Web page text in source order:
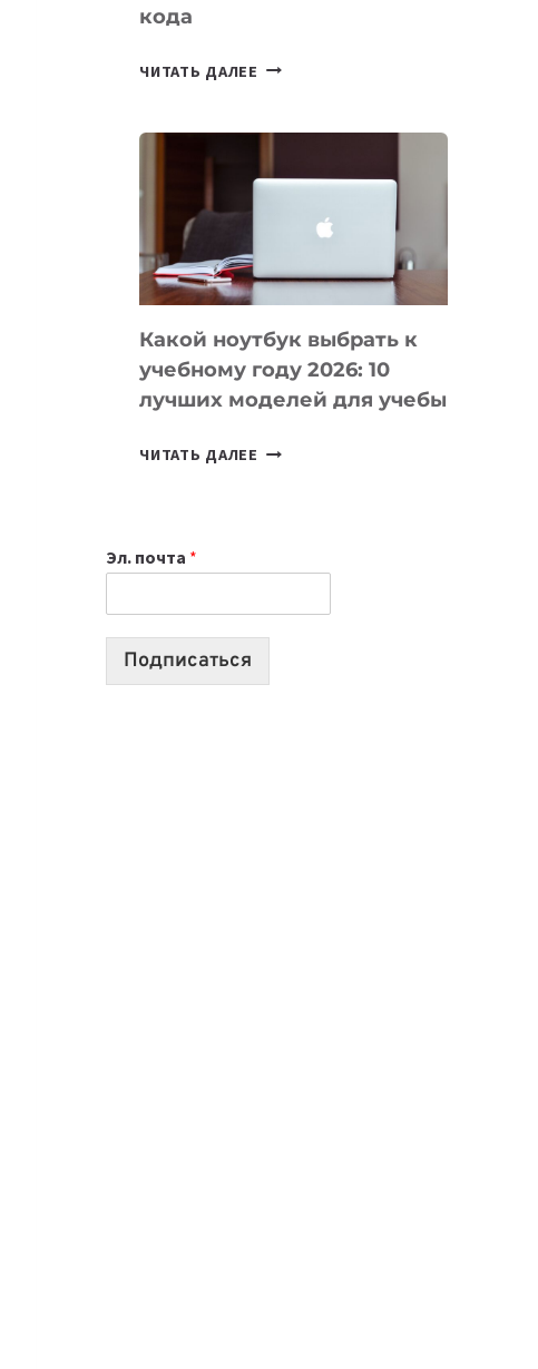
кода
ЧИТАТЬ ДАЛЕЕ
КОТОРЫЕ
СОЗДАВАТЬ
БЕЗ
КОДА
Какой ноутбук выбрать к
учебному году 2026: 10
лучших моделей для учебы
ЧИТАТЬ ДАЛЕЕ КАКОЙ
2026:
10
Эл. почта *
Подписаться